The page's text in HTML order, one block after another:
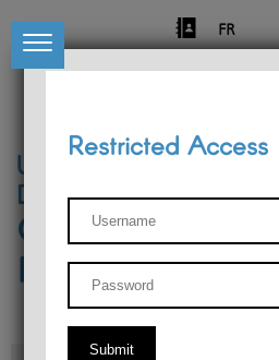
FR
University of Liège
Départment of
Center for
Research
Restricted Access